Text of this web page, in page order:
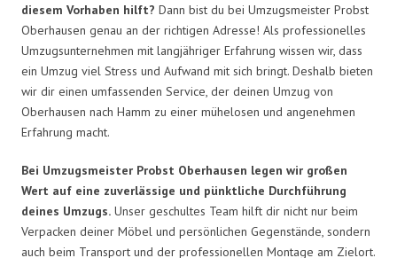
diesem Vorhaben hilft? Dann bist du bei Umzugsmeister Probst
Oberhausen genau an der richtigen Adresse! Als professionelles
Umzugsunternehmen mit langjähriger Erfahrung wissen wir, dass
ein Umzug viel Stress und Aufwand mit sich bringt. Deshalb bieten
wir dir einen umfassenden Service, der deinen Umzug von
Oberhausen nach Hamm zu einer mühelosen und angenehmen
Erfahrung macht.
Bei Umzugsmeister Probst Oberhausen legen wir großen
Wert auf eine zuverlässige und pünktliche Durchführung
deines Umzugs. Unser geschultes Team hilft dir nicht nur beim
Verpacken deiner Möbel und persönlichen Gegenstände, sondern
auch beim Transport und der professionellen Montage am Zielort.